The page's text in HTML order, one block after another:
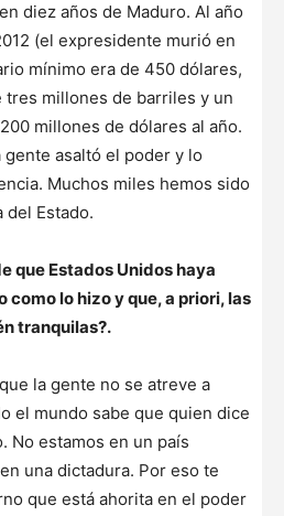
diez años de Maduro. Al año
(el expresidente murió en
mínimo era de 450 dólares,
millones de barriles y un
millones de dólares al año.
asaltó el poder y lo
Muchos miles hemos sido
del Estado.
que Estados Unidos haya
como lo hizo y que, a priori, las
tranquilas?.
la gente no se atreve a
el mundo sabe que quien dice
No estamos en un país
una dictadura. Por eso te
que está ahorita en el poder